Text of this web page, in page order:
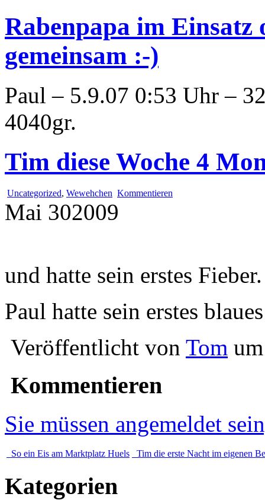
Rabenpapa im Einsatz
gemeinsam :-)
Paul – 5.9.07 0:53 Uhr –
4040gr.
Tim diese Woche 4
Uncategorized, Wewehchen Kommentieren
Mai 302009
und hatte sein erstes Fieber.
Paul hatte sein erstes
Veröffentlicht von Tom
Kommentieren
Sie müssen angemeldet
So ein Eis am Marktplatz Huels Tim die erste Nacht im eigenen
Kategorien